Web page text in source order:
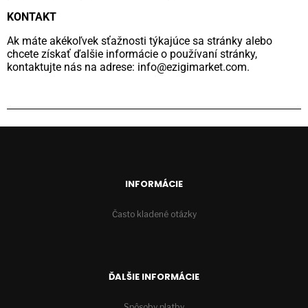
KONTAKT
Ak máte akékoľvek sťažnosti týkajúce sa stránky alebo
chcete získať ďalšie informácie o používaní stránky,
kontaktujte nás na adrese: info@ezigimarket.com.
INFORMÁCIE
Často kladené otázky
ĎALŠIE INFORMÁCIE